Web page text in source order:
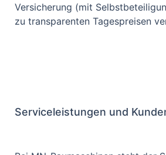
Versicherung (mit
zu transparenten Tagespreisen
Serviceleistungen und